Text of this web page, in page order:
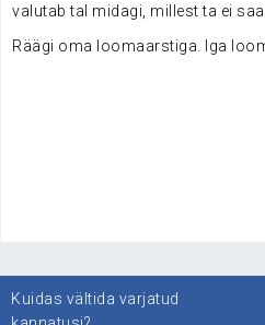
valutab tal midagi, millest ta ei saa
Räägi oma loomaarstiga. Iga
Navigeerimine
Kuidas vältida varjatud